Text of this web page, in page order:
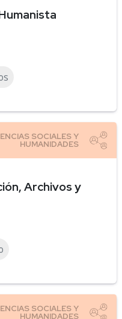
Archivos y